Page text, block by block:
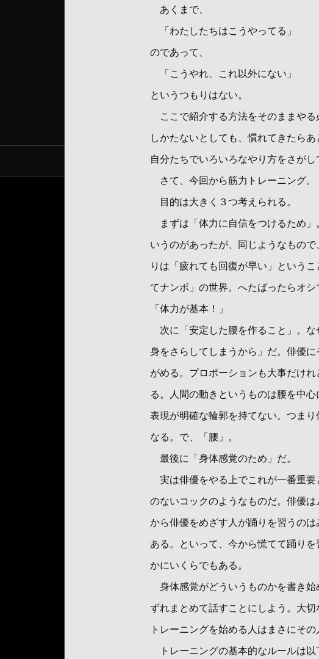
あくまで、
「わたしたちはこうやってる」
のであって、
「こうやれ、これ以外にない」
というつもりはない。
ここで紹介する方法をそのままやる
しかたないとしても、慣れてきたら
自分たちでいろいろなやり方をさがし
さて、今回から筋力トレーニング。
目的は大きく３つ考えられる。
まずは「体力に自信をつけるため」
いうのがあったが、同じようなもの
りは「疲れても回復が早い」という
てナンボ」の世界。へたばったらオシ
「体力が基本！」
次に「安定した腰を作ること」。な
身をさらしてしまうから」だ。俳優
がめる。プロポーションも大事だけ
る。人間の動きというものは腰を中
表現が明確な輪郭を持てない。つま
なる。で、「腰」。
最後に「身体感覚のため」だ。
実は俳優をやる上でこれが一番重要
のないコックのようなものだ。俳優
から俳優をめざす人が踊りを習うの
ある。といって、今から慌てて踊り
かにいくらでもある。
身体感覚がどういうものかを書き始
ずれまとめて話すことにしよう。大
トレーニングを始める人はまさにそ
トレーニングの基本的なルールは以